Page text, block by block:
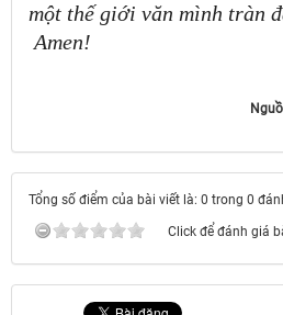
một thế giới văn mình tràn
Amen!
Tổng số điểm của bài viết là: 0 trong 0
Click để đánh giá